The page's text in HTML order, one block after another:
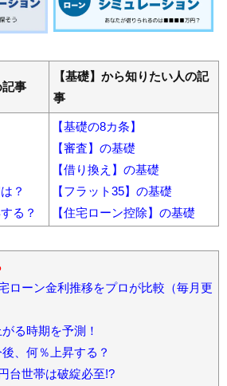
記事
【基礎】から知りたい人の記
事
？
る？
【基礎の8カ条】
【審査】の基礎
【借り換え】の基礎
【フラット35】の基礎
【住宅ローン控除】の基礎
ローン金利推移をプロが比較（毎月更
る時期を予測！
、何％上昇する？
台世帯は破綻必至!?